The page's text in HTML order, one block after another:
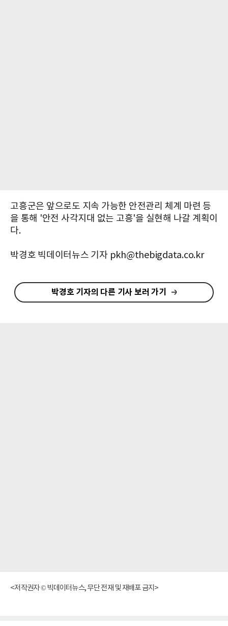
고흥군은 앞으로도 지속 가능한 안전관리 체계 마련 등
을 통해 '안전 사각지대 없는 고흥'을 실현해 나갈 계획이
다.
박경호 빅데이터뉴스 기자 pkh@thebigdata.co.kr
박경호 기자의 다른 기사 보러 가기
<저작권자 © 빅데이터뉴스, 무단 전재 및 재배포 금지>